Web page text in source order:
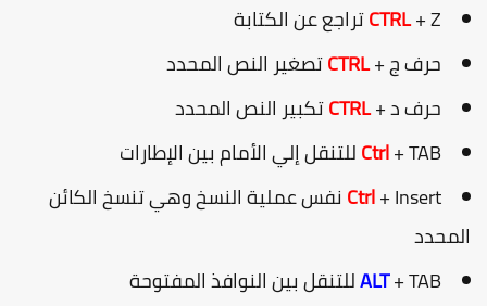
CTRL+ Z تراجع عن الكتابة
حرف ج +CTRLتصغير النص المحدد
حرف د +CTRLتكبير النص المحدد
Ctrl+ TAB للتنقل إلي الأمام بين الإطارات
Ctrl+ Insert نفس عملية النسخ وهي تنسخ الكائن
ALT+ TAB للتنقل بين النوافذ المفتوحة